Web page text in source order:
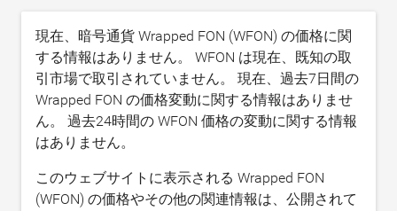
現在、暗号通貨 Wrapped FON (WFON) の価格に関
する情報はありません。 WFON は現在、既知の取
引市場で取引されていません。 現在、過去7日間の
Wrapped FON の価格変動に関する情報はありませ
ん。 過去24時間の WFON 価格の変動に関する情報
はありません。
このウェブサイトに表示される Wrapped FON
(WFON) の価格やその他の関連情報は、公開されて